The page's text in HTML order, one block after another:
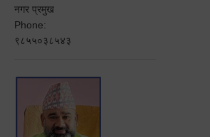
नगर प्रमुख
Phone:
९८५५०३८५४३